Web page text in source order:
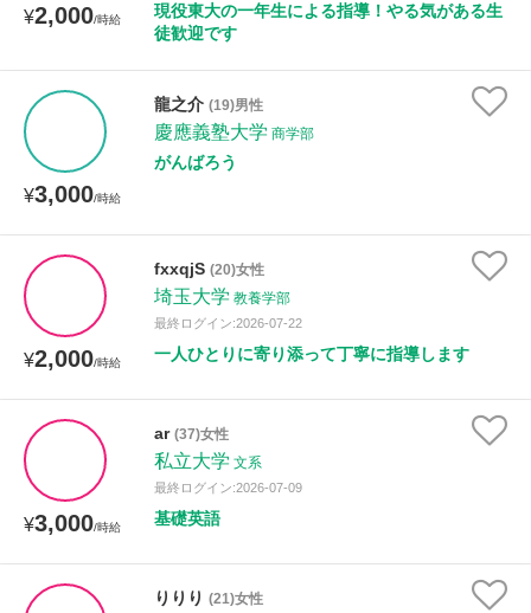
¥2,000/時給
現役東大の一年生による指導！やる気がある生
徒歓迎です
¥3,000/時給
龍之介 (19)男性
慶應義塾大学 商学部
がんばろう
¥2,000/時給
fxxqjS (20)女性
埼玉大学 教養学部
最終ログイン:2026-07-22
一人ひとりに寄り添って丁寧に指導します
¥3,000/時給
ar (37)女性
私立大学 文系
最終ログイン:2026-07-09
基礎英語
りりり (21)女性